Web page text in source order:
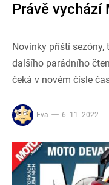
Právě
Novinky příští
dalšího parádního
čeká v novém čísle
Eva 6. 11. 2022